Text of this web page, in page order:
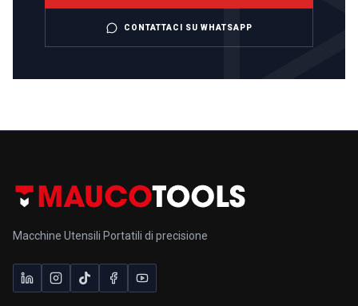
CONTATTACI SU WHATSAPP
Macchine Utensili Portatili di precisione